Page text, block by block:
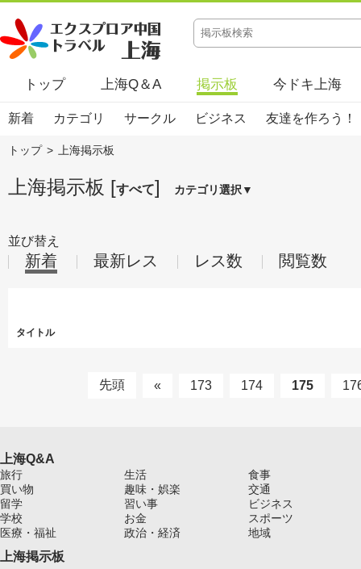
トップ 上海Q＆A 掲示板 今ドキ上海
新着 カテゴリ サークル ビジネス 友達を作ろう！
トップ > 上海掲示板
上海掲示板 [すべて] カテゴリ選択▼
並び替え
新着 最新レス レス数 閲覧数
タイトル
先頭 « 173 174 175
上海Q&A
旅行 生活
食事
買い物
趣味・娯楽
交通
留学
習い事
ビジネス
学校
お金
スポーツ
医療・福祉
政治・経済 地域
上海掲示板